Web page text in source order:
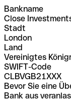
Bankname
Close
Stadt
London
Land
Vereinigtes
SWIFT-Code
CLBVGB21XXX
Bevor Sie eine
Bank aus